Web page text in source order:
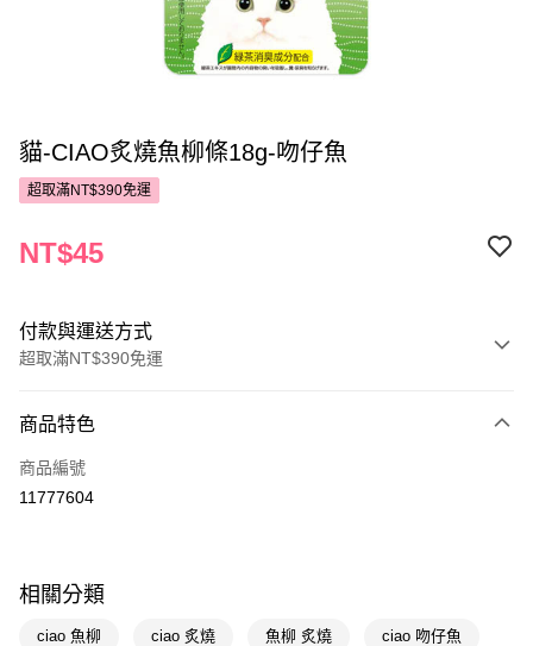
貓-CIAO炙燒魚柳條18g-吻仔魚
超取滿NT$390免運
NT$45
付款與運送方式
超取滿NT$390免運
POYA支付
信用卡一次付款
商品特色
商品編號
11777604
相關分類
ciao 魚柳 ciao 炙燒 魚柳 炙燒 ciao 吻仔魚